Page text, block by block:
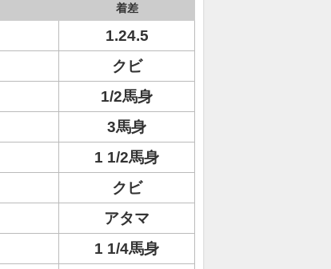
着差
1.24.5
クビ
1/2馬身
3馬身
1 1/2馬身
クビ
アタマ
1 1/4馬身